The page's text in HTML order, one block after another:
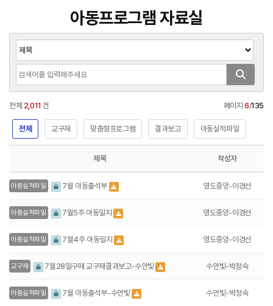
아동프로그램 자료실
전체 2,011 건 페이지 6/135
전체 교구재 맞춤형프로그램 결과보고 아동실적파일
제목 작성자
아동실적파일 7월 아동출석부 영도중앙-이경선
아동실적파일 7월5주 아동일지 영도중앙-이경선
아동실적파일 7월4주 아동일지 영도중앙-이경선
교구재 7월28일구매 교구재결과보고-수안빛 수안빛-박정숙
아동실적파일 7월 아동출석부-수안빛 수안빛-박정숙